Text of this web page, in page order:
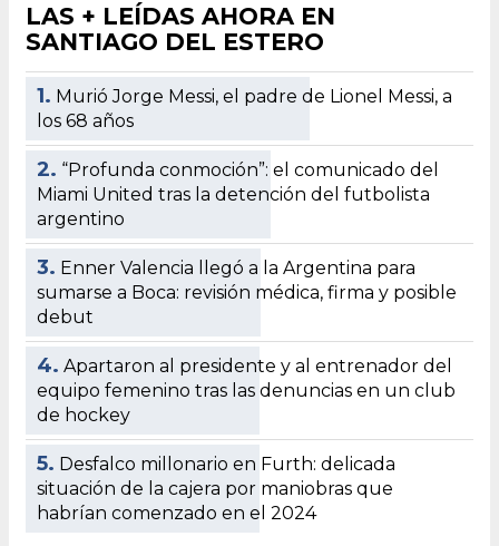
LAS + LEÍDAS AHORA EN
SANTIAGO DEL ESTERO
1. Murió Jorge Messi, el padre de Lionel Messi, a
los 68 años
2. “Profunda conmoción”: el comunicado del
Miami United tras la detención del futbolista
argentino
3. Enner Valencia llegó a la Argentina para
sumarse a Boca: revisión médica, firma y posible
debut
4. Apartaron al presidente y al entrenador del
equipo femenino tras las denuncias en un club
de hockey
5. Desfalco millonario en Furth: delicada
situación de la cajera por maniobras que
habrían comenzado en el 2024